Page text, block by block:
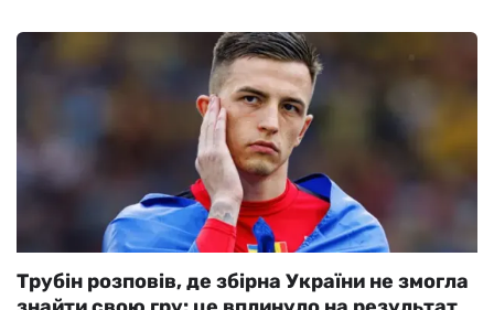
Трубін розповів, де збірна України не змогла